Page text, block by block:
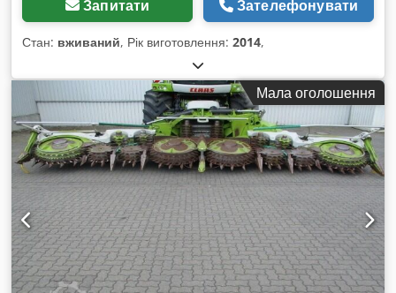
Запитати Зателефонувати
Стан: вживаний, Рік виготовлення: 2014,
Мала оголошення